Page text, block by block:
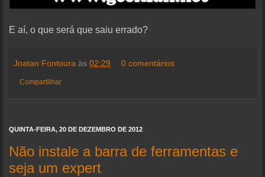
E aí, o que será que saiu errado?
Joatan Fontoura às 02:29 0 comentários
Compartilhar
QUINTA-FEIRA, 20 DE DEZEMBRO DE 2012
Não instale a barra de ferramentas e
seja um expert